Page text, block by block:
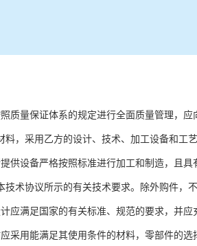
质量保证体系的规定进行全面质量管理，
料，采用乙方的设计、技术、加工设备和工
供设备严格按照标准进行加工和制造，且
技术协议所示的有关技术要求。除外购件，
应满足国家的有关标准、规范的要求，并应
采用能满足其使用条件的材料，零部件的